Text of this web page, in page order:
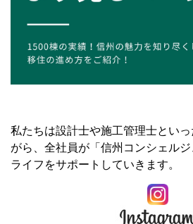
私たちは設計士や施工管理士とい
がら、全社員が「信州コンシェル
ライフをサポートしていきます。